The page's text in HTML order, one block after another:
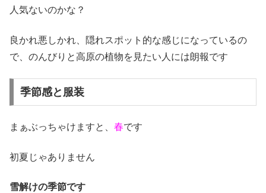
人気ないのかな？
良かれ悪しかれ、隠れスポット的な感じになっているの
で、のんびりと高原の植物を見たい人には朗報です
季節感と服装
まぁぶっちゃけますと、 春です
初夏じゃありません
雪解けの季節です